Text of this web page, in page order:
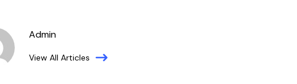
Admin
View All Articles